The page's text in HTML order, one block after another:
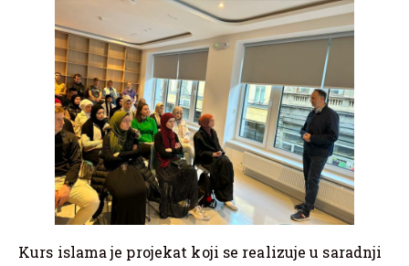
Kurs islama je projekat koji se realizuje u saradnji